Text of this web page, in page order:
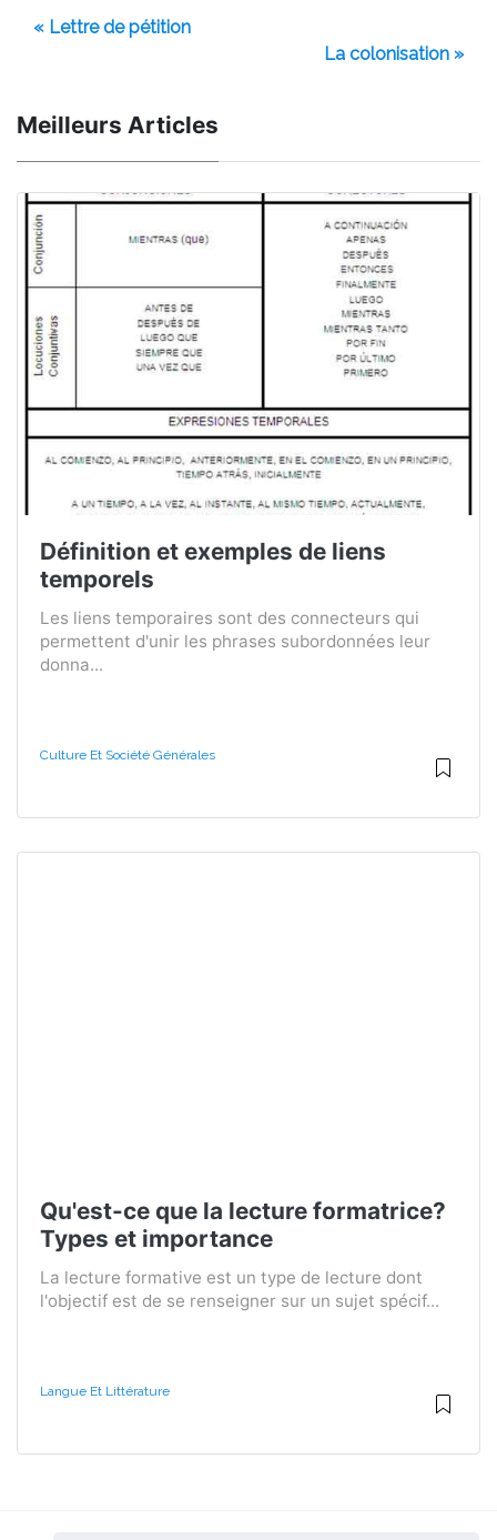
« Lettre de pétition
La colonisation »
Meilleurs Articles
Définition et exemples de liens
temporels
Les liens temporaires sont des connecteurs qui
permettent d'unir les phrases subordonnées leur
donna...
Culture Et Société Générales
Qu'est-ce que la lecture formatrice?
Types et importance
La lecture formative est un type de lecture dont
l'objectif est de se renseigner sur un sujet spécif...
Langue Et Littérature